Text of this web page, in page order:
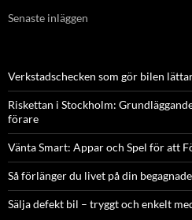
Senaste inläggen
Verkstadschecken som gör bilen
Riskettan i Stockholm:
förare
Vänta Smart: Appar och Spel för att
Så förlänger du livet på din
Sälja defekt bil – tryggt och enkelt